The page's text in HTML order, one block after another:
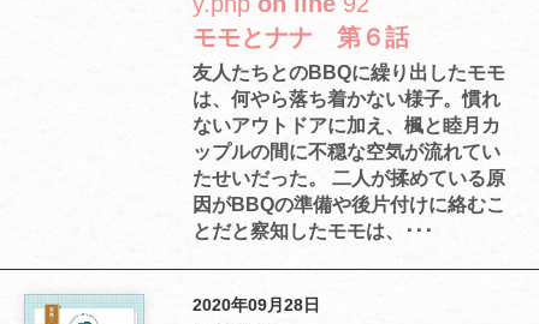
モモとナナ 第６話
友人たちとのBBQに繰り出したモモ
は、何やら落ち着かない様子。慣れ
ないアウトドアに加え、楓と睦月カ
ップルの間に不穏な空気が流れてい
たせいだった。 二人が揉めている原
因がBBQの準備や後片付けに絡むこ
とだと察知したモモは、･･･
2020年09月28日